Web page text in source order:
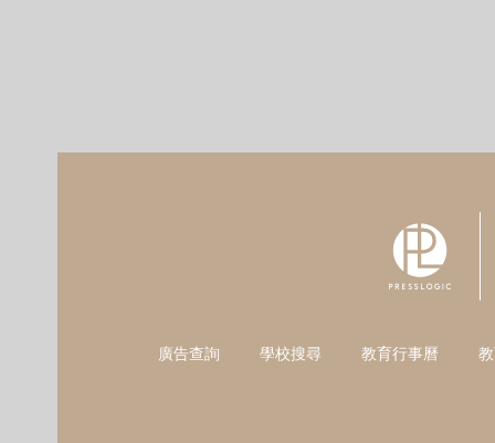
廣告查詢 學校搜尋 教育行事曆